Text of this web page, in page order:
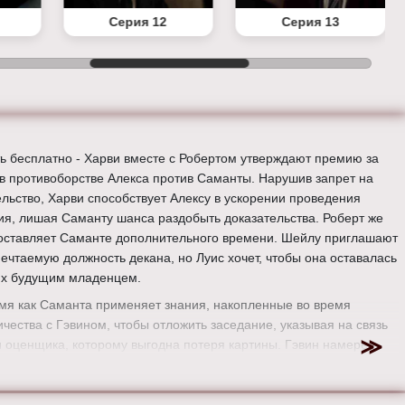
Серия 12 Серия 13
бесплатно - Харви вместе с Робертом утверждают премию за
противоборстве Алекса против Саманты. Нарушив запрет на
Харви способствует Алексу в ускорении проведения
лишая Саманту шанса раздобыть доказательства. Роберт же
Саманте дополнительного времени. Шейлу приглашают
должность декана, но Луис хочет, чтобы она оставалась
будущим младенцем.
как Саманта применяет знания, накопленные во время
с Гэвином, чтобы отложить заседание, указывая на связь
оценщика, которому выгодна потеря картины. Гэвин намерен
проступков. Алекс выходит победителем, однако его